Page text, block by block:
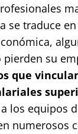
traduce
pierden su
que
los equipos
numerosos